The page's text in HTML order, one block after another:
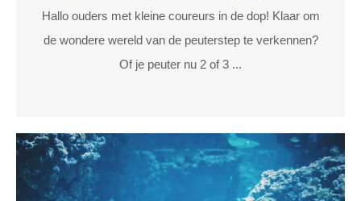
Hallo ouders met kleine coureurs in de dop! Klaar om
de wondere wereld van de peuterstep te verkennen?
Of je peuter nu 2 of 3 ...